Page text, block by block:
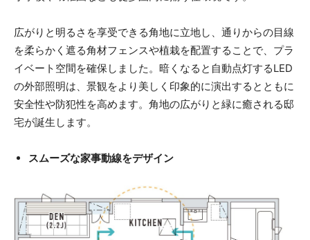
広がりと明るさを享受できる角地に立地し、通りからの目線
を柔らかく遮る角材フェンスや植栽を配置することで、プラ
イベート空間を確保しました。暗くなると自動点灯するLED
の外部照明は、景観をより美しく印象的に演出するとともに
安全性や防犯性を高めます。角地の広がりと緑に癒される邸
宅が誕生します。
スムーズな家事動線をデザイン